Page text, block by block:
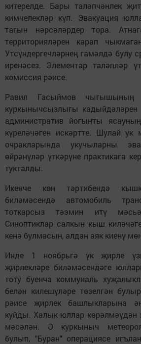
китерелде. Бары таләпчәнлек
кимчелекләр күп. Эвакуация
тагын нәрсәләрдер тора.
территорияләрен карап
Утсүндергечләрнең гамәлдә булу
иренәсез. Элементар таләпләр
комиссия рәисе.
Равил Гасыймов чыгы­шының
куркынычсызлыгы кадыйдәләрен
административ йогынты
күре­ләчәген ис­­кәртте. Шулай ук
очракларын­да укучыларны
өйрәнүләр үт­­кәрүне практикага
тукталды.
Икенче көн тәртибендә
биләмәсендә автомобиль
тоткарсыз тәэмин итү
Синоптиклар салкын кыш
ке­нә булмасын, алдан аяк киенү
Инде 1 ноябрьгә үк җирле
җирлекләре биләмәсендәге
тоту буенча коммуналь
белән килешүләре төзелгән
рәисе җирлек башлыкларына
куйды. Халык юллар көрәлмәүдән
мәсәлән. Ә куркыныч
булып, "Буран" операциясе